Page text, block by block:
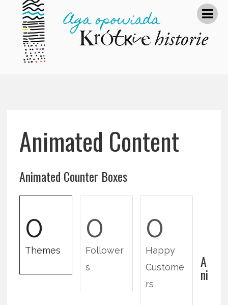
Animated Content
Animated Counter Boxes
0
Themes
0
Follower
s
0
Happy
Custome
rs
A
ni